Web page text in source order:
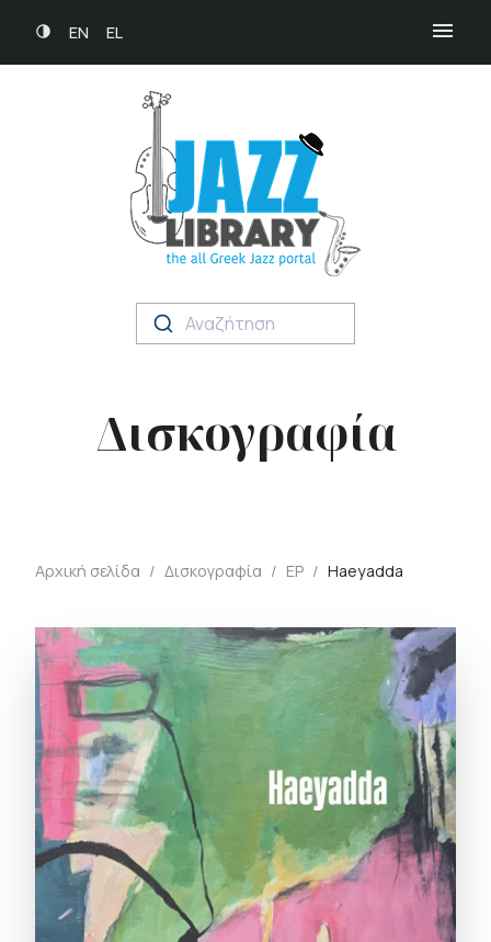
EN EL
Αναζήτηση
Δισκογραφία
Αρχική σελίδα / Δισκογραφία / EP / Haeyadda